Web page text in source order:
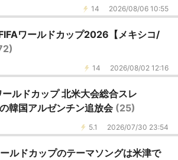
14 2026/08/06 10:55
FIFAワールドカップ2026【メキシコ/
14 2026/08/02 12:16
ルドカップ 北米大会総合スレ
韓国アルゼンチン追放会 (25)
5.1 2026/07/30 23:54
ルドカップのテーマソングは米津で